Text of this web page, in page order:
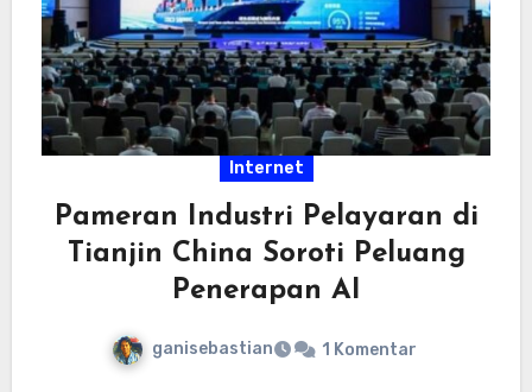
Internet
Pameran Industri Pelayaran di
Tianjin China Soroti Peluang
Penerapan AI
ganisebastian 1 Komentar